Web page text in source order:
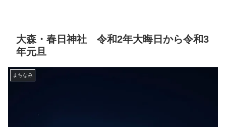
大森・春日神社 令和2年大晦日から令和3
年元旦
まちなみ